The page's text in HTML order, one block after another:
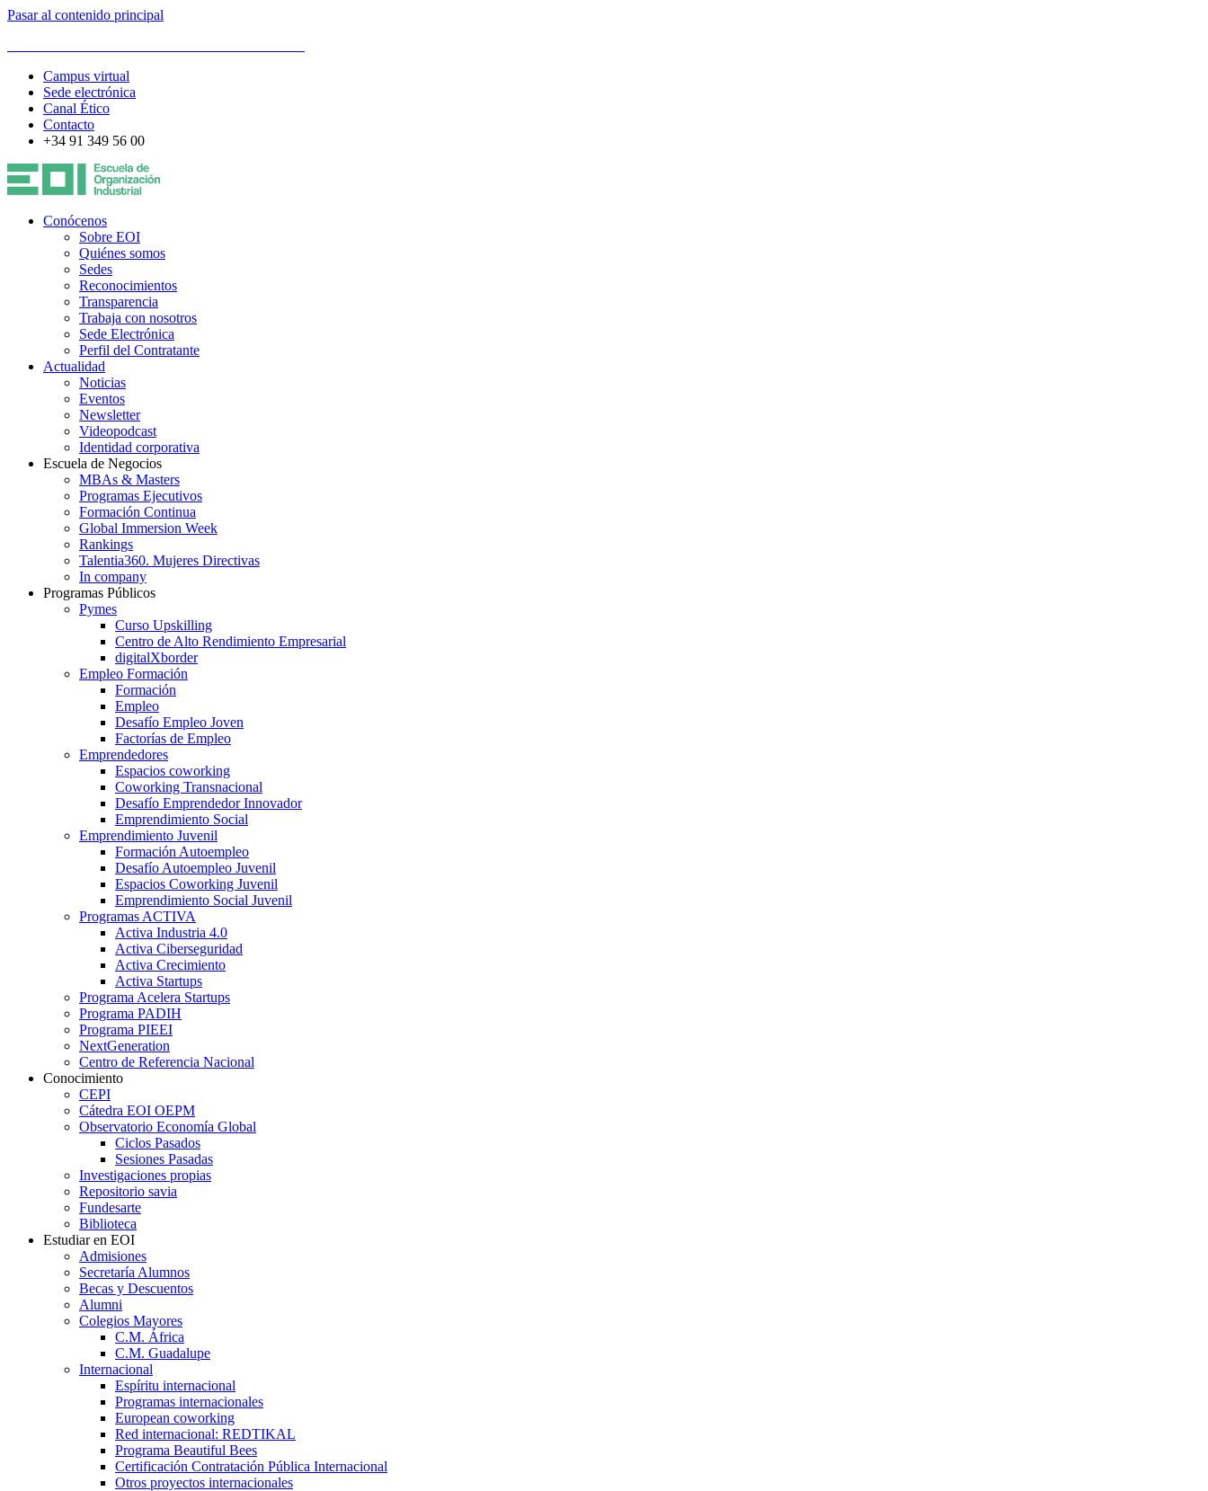
Pasar al contenido principal
Campus virtual
Sede electrónica
Canal Ético
Contacto
+34 91 349 56 00
Conócenos
Sobre EOI
Quiénes somos
Sedes
Reconocimientos
Transparencia
Trabaja con nosotros
Sede Electrónica
Perfil del Contratante
Actualidad
Noticias
Eventos
Newsletter
Videopodcast
Identidad corporativa
Escuela de Negocios
MBAs & Masters
Programas Ejecutivos
Formación Continua
Global Immersion Week
Rankings
Talentia360. Mujeres Directivas
In company
Programas Públicos
Pymes
Curso Upskilling
Centro de Alto Rendimiento Empresarial
digitalXborder
Empleo Formación
Formación
Empleo
Desafío Empleo Joven
Factorías de Empleo
Emprendedores
Espacios coworking
Coworking Transnacional
Desafío Emprendedor Innovador
Emprendimiento Social
Emprendimiento Juvenil
Formación Autoempleo
Desafío Autoempleo Juvenil
Espacios Coworking Juvenil
Emprendimiento Social Juvenil
Programas ACTIVA
Activa Industria 4.0
Activa Ciberseguridad
Activa Crecimiento
Activa Startups
Programa Acelera Startups
Programa PADIH
Programa PIEEI
NextGeneration
Centro de Referencia Nacional
Conocimiento
CEPI
Cátedra EOI OEPM
Observatorio Economía Global
Ciclos Pasados
Sesiones Pasadas
Investigaciones propias
Repositorio savia
Fundesarte
Biblioteca
Estudiar en EOI
Admisiones
Secretaría Alumnos
Becas y Descuentos
Alumni
Colegios Mayores
C.M. África
C.M. Guadalupe
Internacional
Espíritu internacional
Programas internacionales
European coworking
Red internacional: REDTIKAL
Programa Beautiful Bees
Certificación Contratación Pública Internacional
Otros proyectos internacionales